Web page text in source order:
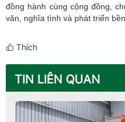
đồng hành cùng cộng đồng,
văn, nghĩa tình và phát triển
Thích
TIN LIÊN QUAN